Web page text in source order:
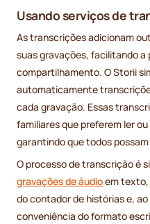
Usando serviços de
As transcrições adicionam
suas gravações, facilitando a
compartilhamento. O Storii
automaticamente
cada gravação. Essas
familiares que preferem ler
garantindo que todos
O processo de transcrição é
gravações de áudioem texto,
do contador de histórias e,
conveniência do formato